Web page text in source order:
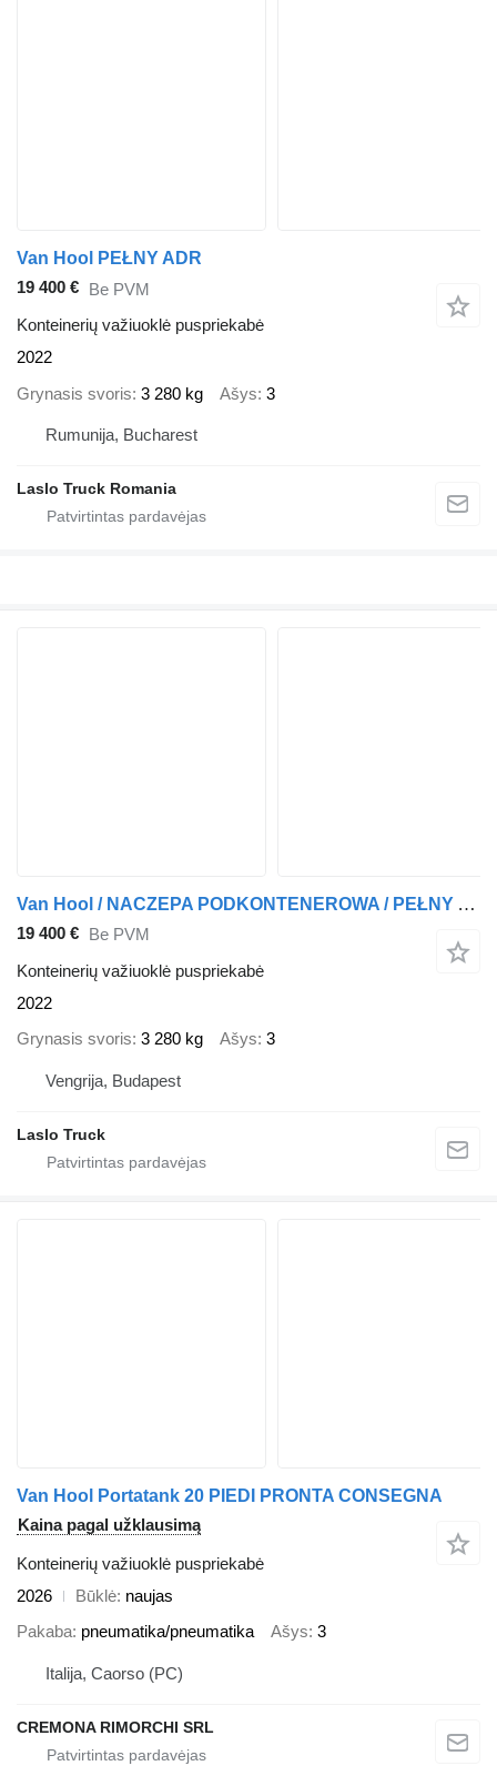
Van Hool PEŁNY ADR
19 400 € Be PVM
Konteinerių važiuoklė puspriekabė
2022
Grynasis svoris 3 280 kg Ašys 3
Rumunija, Bucharest
Laslo Truck Romania
Van Hool / NACZEPA PODKONTENEROWA / PEŁNY ADR / 3 OSIE / OSIE SAF / ALUSY
19 400 € Be PVM
Konteinerių važiuoklė puspriekabė
2022
Grynasis svoris 3 280 kg Ašys 3
Vengrija, Budapest
Laslo Truck
Van Hool Portatank 20 PIEDI PRONTA CONSEGNA
Kaina pagal užklausimą
Konteinerių važiuoklė puspriekabė
2026
Būklė naujas
Pakaba pneumatika/pneumatika Ašys 3
Italija, Caorso (PC)
CREMONA RIMORCHI SRL